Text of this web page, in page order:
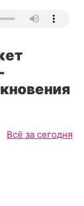
Всё за сегодня